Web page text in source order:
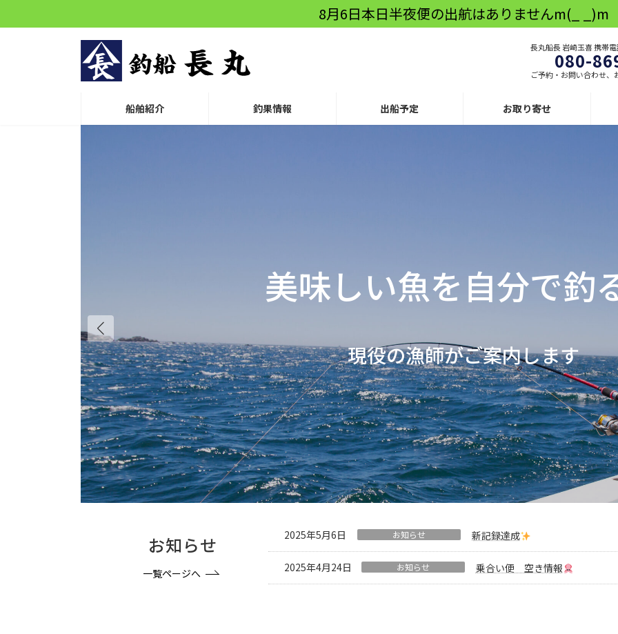
ン
ビ
8月6日本日半夜便の出航はありませんm(_ _)m
長丸船長 岩崎玉喜 携帯
080-
ご予約・お問い合わせ、
船舶紹介 釣果情報 出船予定 お取り寄せ
美味しい魚を自分で釣
現役の漁師がご案内します
はじめての方もご安心くだ
越前の漁場は港から近いた
快適で安全な海釣りが楽しめ
お知らせ
一覧ページへ
2025年5月6日 お知らせ 新記録達成
2025年4月24日 お知らせ 乗合い便 空き情報